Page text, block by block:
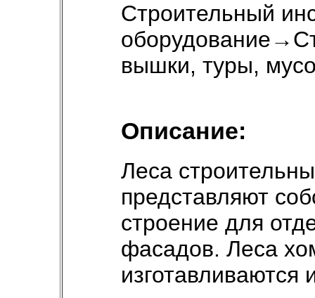
Строительный
оборудование→
вышки, туры,
Описание:
Леса
представляют
строение для
фасадов. Леса